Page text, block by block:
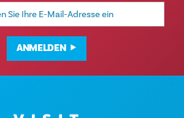
ANMELDEN